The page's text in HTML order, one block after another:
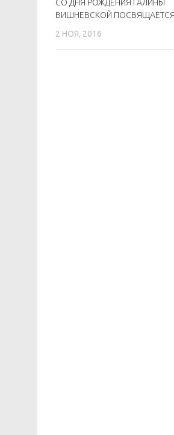
СО ДНЯ РОЖДЕНИЯ ГАЛИНЫ
ВИШНЕВСКОЙ ПОСВЯЩАЕТСЯ
2 НОЯ, 2016